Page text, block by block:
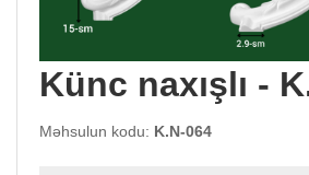
Künc naxışlı -
Məhsulun kodu: K.N-064